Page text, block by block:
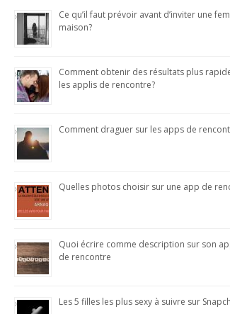
Ce qu’il faut prévoir avant d’inviter une
maison?
Comment obtenir des résultats plus
les applis de rencontre?
Comment draguer sur les apps de
Quelles photos choisir sur une app de
Quoi écrire comme description sur son
de rencontre
Les 5 filles les plus sexy à suivre sur